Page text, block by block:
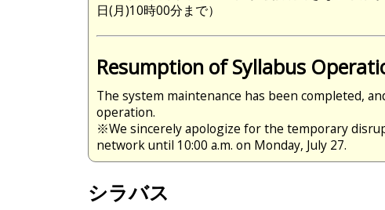
日(月)10時00分まで）
Resumption of Syllabus
The system maintenance has been completed,
operation.
※We sincerely apologize for the temporary
network until 10:00 a.m. on Monday, July 27.
シラバス